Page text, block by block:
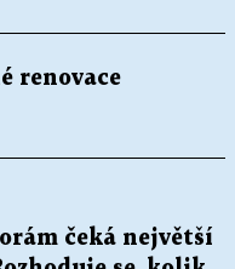
renovace
čeká největší